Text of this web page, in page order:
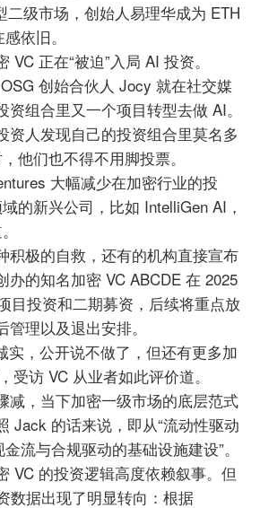
二级市场，创始人易理华成为 ETH
依旧。
VC 正在“被迫”入局 AI 投资。
创始合伙人 Jocy 就在社交媒
组合里又一个项目转型去做 AI。
资人发现自己的投资组合里莫名多
他们也不得不用脚投票。
大幅减少在加密行业的投
的新兴公司，比如 IntelliGen AI，
积极的自救，还有的机构直接宣布
办的知名加密 VC ABCDE 在 2025
目投资和二期募资，后续将重点放
理以及退出安排。
实，公开说不做了，但还有更多加
受访 VC 从业者如此评价道。
减，当下加密一级市场的底层范式
Jack 的话来说，即从“流动性驱动
流与合规驱动的基础设施建设”。
VC 的投资逻辑高度依赖叙事。但
数据出现了明显转向：根据